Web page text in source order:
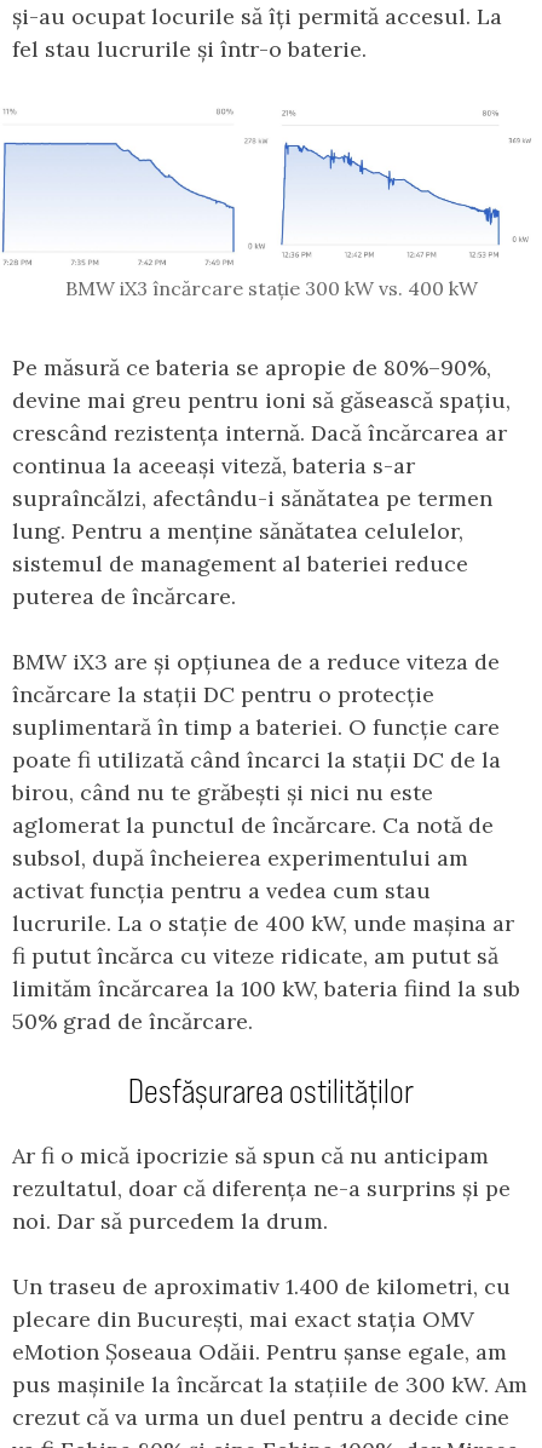
și-au ocupat locurile să îți permită accesul. La
fel stau lucrurile și într-o baterie.
BMW iX3 încărcare stație 300 kW vs. 400 kW
Pe măsură ce bateria se apropie de 80%–90%,
devine mai greu pentru ioni să găsească spațiu,
crescând rezistența internă. Dacă încărcarea ar
continua la aceeași viteză, bateria s-ar
supraîncălzi, afectându-i sănătatea pe termen
lung. Pentru a menține sănătatea celulelor,
sistemul de management al bateriei reduce
puterea de încărcare.
BMW iX3 are și opțiunea de a reduce viteza de
încărcare la stații DC pentru o protecție
suplimentară în timp a bateriei. O funcție care
poate fi utilizată când încarci la stații DC de la
birou, când nu te grăbești și nici nu este
aglomerat la punctul de încărcare. Ca notă de
subsol, după încheierea experimentului am
activat funcția pentru a vedea cum stau
lucrurile. La o stație de 400 kW, unde mașina ar
fi putut încărca cu viteze ridicate, am putut să
limităm încărcarea la 100 kW, bateria fiind la sub
50% grad de încărcare.
Desfășurarea ostilităților
Ar fi o mică ipocrizie să spun că nu anticipam
rezultatul, doar că diferența ne-a surprins și pe
noi. Dar să purcedem la drum.
Un traseu de aproximativ 1.400 de kilometri, cu
plecare din București, mai exact stația OMV
eMotion Șoseaua Odăii. Pentru șanse egale, am
pus mașinile la încărcat la stațiile de 300 kW. Am
crezut că va urma un duel pentru a decide cine